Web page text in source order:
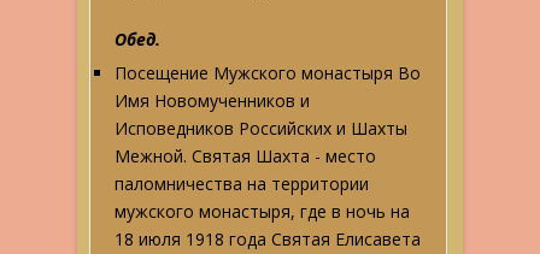
Обед.
Посещение Мужского монастыря Во
Имя Новомученников и
Исповедников Российских и Шахты
Межной. Святая Шахта - место
паломничества на территории
мужского монастыря, где в ночь на
18 июля 1918 года Святая Елисавета